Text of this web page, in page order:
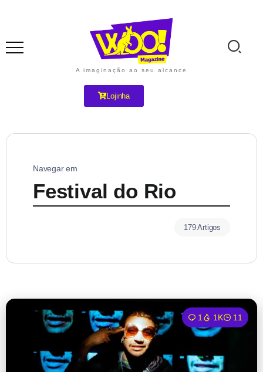
A imaginação ao seu alcance
Lojinha
Navegar em
Festival do Rio
179 Artigos
1 1K 11